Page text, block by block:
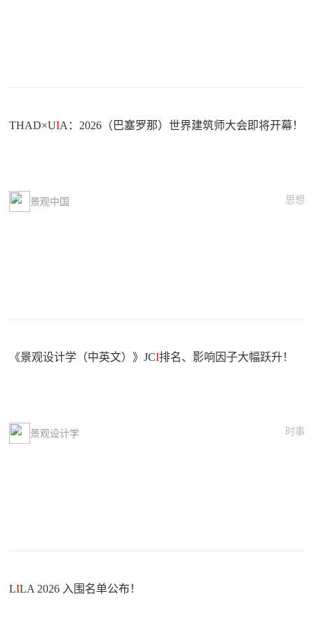
THAD×UIA：2026（巴塞罗那）世界建筑师大会即将开幕！
景观中国 思想
《景观设计学（中英文）》JCI排名、影响因子大幅跃升！
景观设计学 时事
LILA 2026 入围名单公布！